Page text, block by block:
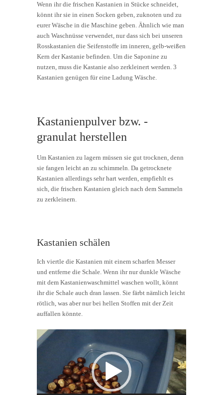
Wenn ihr die frischen Kastanien in Stücke schneidet,
könnt ihr sie in einen Socken geben, zuknoten und zu
eurer Wäsche in die Maschine geben. Ähnlich wie man
auch Waschnüsse verwendet, nur dass sich bei unseren
Rosskastanien die Seifenstoffe im inneren, gelb-weißen
Kern der Kastanie befinden. Um die Saponine zu
nutzen, muss die Kastanie also zerkleinert werden. 3
Kastanien genügen für eine Ladung Wäsche.
Kastanienpulver bzw. -
granulat herstellen
Um Kastanien zu lagern müssen sie gut trocknen, denn
sie fangen leicht an zu schimmeln. Da getrocknete
Kastanien allerdings sehr hart werden, empfiehlt es
sich, die frischen Kastanien gleich nach dem Sammeln
zu zerkleinern.
Kastanien schälen
Ich viertle die Kastanien mit einem scharfen Messer
und entferne die Schale. Wenn ihr nur dunkle Wäsche
mit dem Kastanienwaschmittel waschen wollt, könnt
ihr die Schale auch dran lassen. Sie färbt nämlich leicht
rötlich, was aber nur bei hellen Stoffen mit der Zeit
auffallen könnte.
Video-
Player